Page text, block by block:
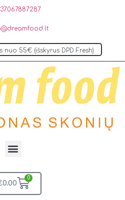
55€ (išskyrus DPD Fresh)
0.00
0